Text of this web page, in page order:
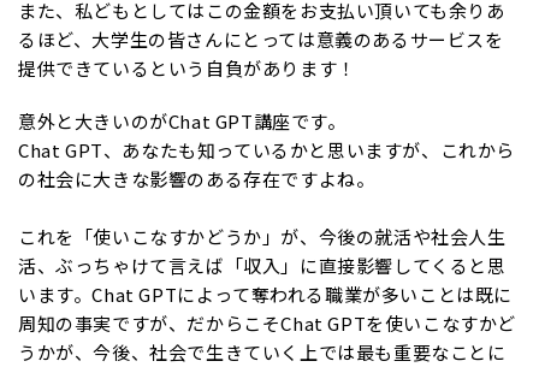
また、私どもとしてはこの金額をお支払い頂いても余りあ
るほど、大学生の皆さんにとっては意義のあるサービスを
提供できているという自負があります！
意外と大きいのがChat GPT講座です。
Chat GPT、あなたも知っているかと思いますが、これから
の社会に大きな影響のある存在ですよね。
これを「使いこなすかどうか」が、今後の就活や社会人生
活、ぶっちゃけて言えば「収入」に直接影響してくると思
います。Chat GPTによって奪われる職業が多いことは既に
周知の事実ですが、だからこそChat GPTを使いこなすかど
うかが、今後、社会で生きていく上では最も重要なことに